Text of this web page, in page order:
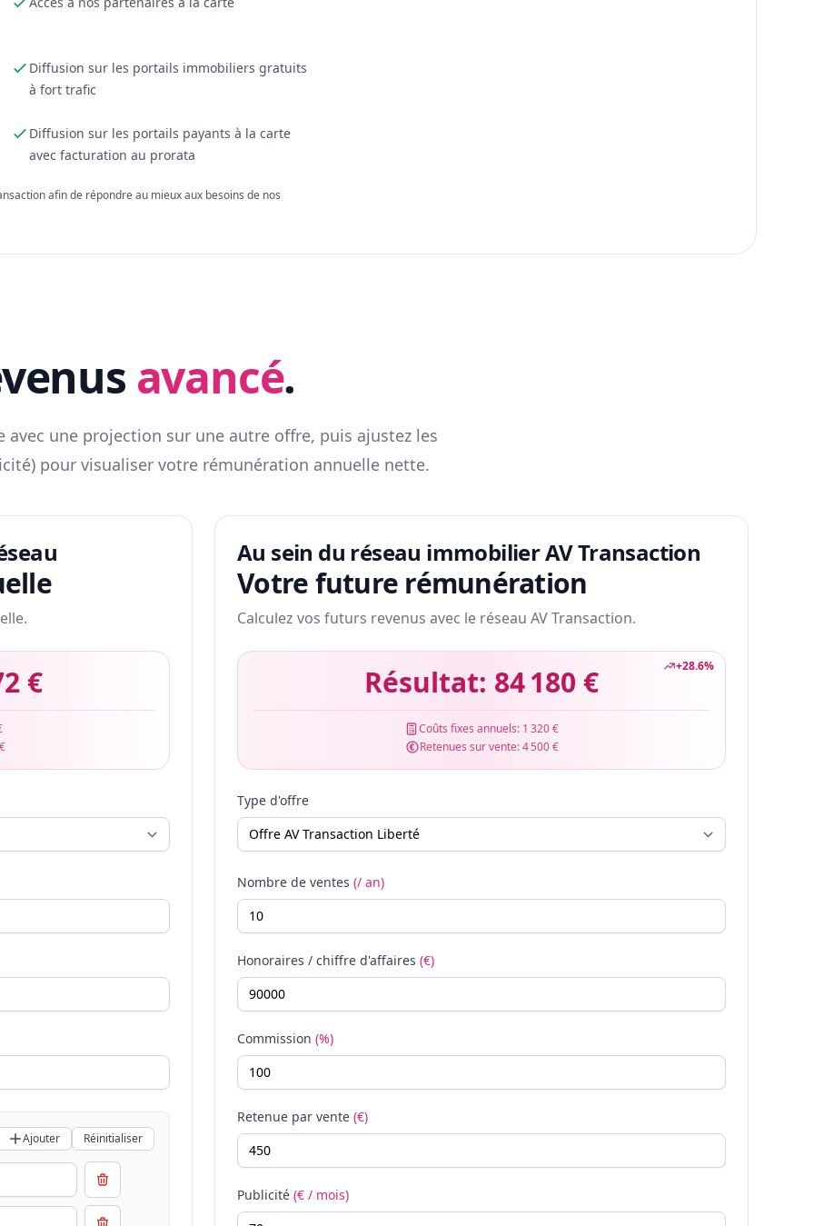
Diffusion sur les portails immobiliers gratuits
à fort trafic
Diffusion sur les portails payants à la carte
avec facturation au prorata
afin de répondre au mieux aux besoins de nos
avancé.
une projection sur une autre offre, puis ajustez les
pour visualiser votre rémunération annuelle nette.
€
Ajouter Réinitialiser
Au sein du réseau immobilier AV Transaction
Votre future rémunération
Calculez vos futurs revenus avec le réseau AV Transaction.
+28.6%
Résultat: 84 180 €
Coûts fixes annuels: 1 320 €
Retenues sur vente:4 500 €
Type d'offre
Nombre de ventes (/ an)
Honoraires / chiffre d'affaires (€)
Commission (%)
Retenue par vente (€)
Publicité (€ / mois)